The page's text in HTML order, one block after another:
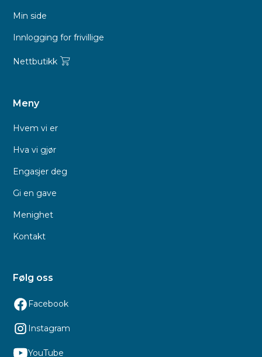
Min side
Innlogging for frivillige
Nettbutikk
Meny
Hvem vi er
Hva vi gjør
Engasjer deg
Gi en gave
Menighet
Kontakt
Følg oss
Facebook
Instagram
YouTube